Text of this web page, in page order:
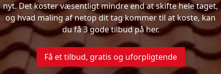
nyt. Det koster væsentligt mindre end at skifte hele taget,
og hvad maling af netop dit tag kommer til at koste, kan
du få 3 gode tilbud på her.
Få et tilbud, gratis og uforpligtende